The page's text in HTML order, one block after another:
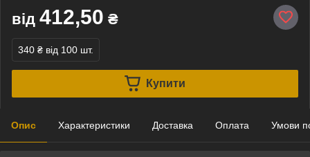
від 412,50 ₴
340 ₴ від 100 шт.
Купити
Опис Характеристики Доставка Оплата Умови